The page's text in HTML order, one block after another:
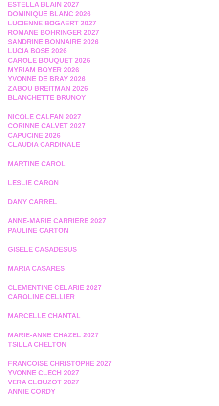
ESTELLA BLAIN 2027
DOMINIQUE BLANC 2026
LUCIENNE BOGAERT 2027
ROMANE BOHRINGER 2027
SANDRINE BONNAIRE 2026
LUCIA BOSE 2026
CAROLE BOUQUET 2026
MYRIAM BOYER 2026
YVONNE DE BRAY 2026
ZABOU BREITMAN 2026
BLANCHETTE BRUNOY
NICOLE CALFAN 2027
CORINNE CALVET 2027
CAPUCINE 2026
CLAUDIA CARDINALE
MARTINE CAROL
LESLIE CARON
DANY CARREL
ANNE-MARIE CARRIERE 2027
PAULINE CARTON
GISELE CASADESUS
MARIA CASARES
CLEMENTINE CELARIE 2027
CAROLINE CELLIER
MARCELLE CHANTAL
MARIE-ANNE CHAZEL 2027
TSILLA CHELTON
FRANCOISE CHRISTOPHE 2027
YVONNE CLECH 2027
VERA CLOUZOT 2027
ANNIE CORDY